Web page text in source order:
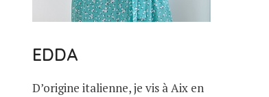
EDDA
D’origine italienne, je vis à Aix en